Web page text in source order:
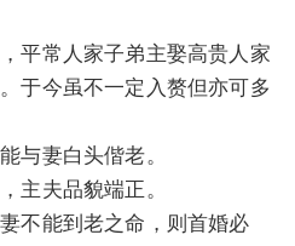
平常人家子弟主娶高贵人家
于今虽不一定入赘但亦可多
与妻白头偕老。
主夫品貌端正。
不能到老之命，则首婚必